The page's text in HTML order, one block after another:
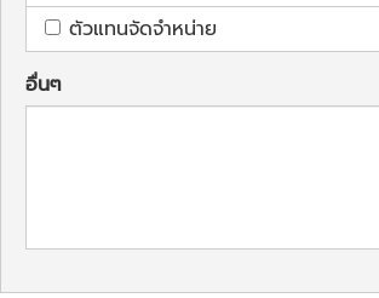
ตัวแทนจัดจำหน่าย
อื่นๆ